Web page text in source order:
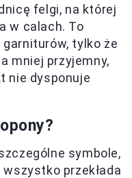
felgi, na której
w calach. To
tylko że
mniej przyjemny,
nie dysponuje
symbole,
przekłada